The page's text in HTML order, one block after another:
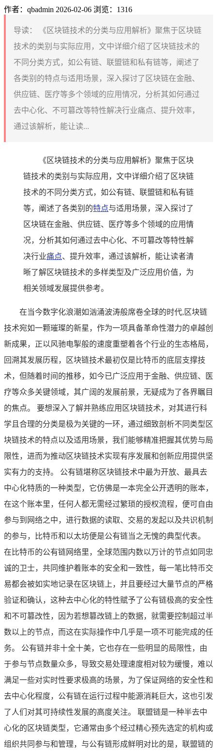
作者：qbadmin 2026-02-06 浏览：1316
导读：
《区块链技术的分类与应用解析》聚焦于区块链
技术的类别与实际应用，文中详细介绍了区块链技术的
不同分类方式，如公有链、联盟链和私有链等，阐述了
各类别的特点与适用场景，深入探讨了区块链在金融、
供应链、医疗等多个领域的应用情况，分析其如何通过
去中心化、不可篡改等特性解决行业痛点、提升效率，
通过该解析，能让读...
《区块链技术的分类与应用解析》聚焦于区块
链技术的类别与实际应用，文中详细介绍了区块链
技术的不同分类方式，如公有链、联盟链和私有链
等，阐述了各类别的特点与适用场景，深入探讨了
区块链在金融、供应链、医疗等多个领域的应用情
况，分析其如何通过去中心化、不可篡改等特性解
决行业痛点、提升效率，通过该解析，能让读者清
晰了解区块链技术的多样类型及广泛应用价值，为
相关领域发展提供参考。
在当今数字化浪潮如汹涌波涛般席卷全球的时代,区块链
技术宛如一颗璀璨的新星，作为一项具备革命性潜力的卓越创
新成果，正以风驰电掣般的速度重塑着各个行业的生态格局，
回溯其发展历程，区块链技术最初仅是比特币的底层支撑技
术，但随着时间的推移，如今已广泛应用于金融、供应链、医
疗等众多关键领域，其广阔的发展前景，无疑成为了各界瞩目
的焦点。 要想深入了解并熟练应用区块链技术，对其进行科
学且合理的分类是极为关键的一环，通过细致剖析不同类型区
块链技术的特点以及适用场景，我们能够精准把握其优势与局
限性，进而为推动区块链技术实现有序发展和创新应用提供坚
实有力的支持。 公有链堪称区块链技术中最为开放、最具去
中心化特质的一种类型，它仿佛是一本完全公开透明的账本，
在这个账本里，任何人都无需经过繁琐的授权流程，便可自由
参与到网络之中，进行数据的读取、交易的发起以及共识机制
的参与，比特币和以太坊便是公有链当之无愧的典型代表。
在比特币的公有链网络里，全球范围内数以万计的节点如同忠
诚的卫士，共同维护着账本的安全和一致性，每一笔比特币交
易都会被如实地记录在区块链上，并且要经过大量节点的严格
验证和确认，这种去中心化的特性赋予了公有链极高的安全性
和不可篡改性，因为若想篡改链上的数据，就需要控制超过半
数以上的节点，而这在实际操作中几乎是一项不可能完成的任
务。 公有链并非十全十美，它也存在一些明显的局限性，由
于参与节点数量众多，导致交易处理速度相对较为缓慢，难以
满足一些对实时性要求极高的场景，为了保证网络的安全性和
去中心化程度，公有链在运行过程中能源消耗巨大，这也引发
了人们对其可持续性发展的高度关注。 联盟链是一种半去中
心化的区块链类型，它通常由多个经过精心预先选定的机构或
组织共同参与和管理，与公有链形成鲜明对比的是，联盟链的